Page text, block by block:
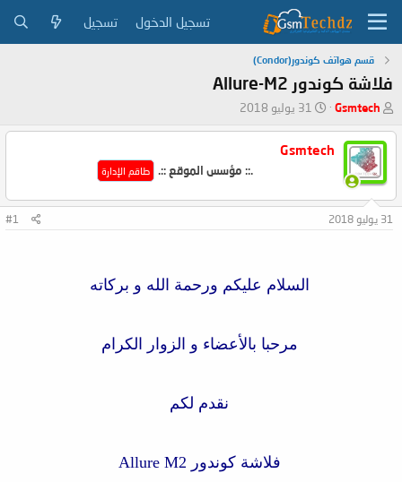
تسجيل الدخول تسجيل
قسم هواتف كوندور(Condor)
فلاشة كوندور Allure-M2
ب
د
ئ
ل
م
و
Gsmtech
ت
ي
ل
31 يوليو 2018
Gsmtech
.:: مؤسس الموقع ::. طاقم الإدارة
31 يوليو 2018 #1
السلام عليكم ورحمة الله و بركاته
مرحبا بالأعضاء و الزوار الكرام
نقدم لكم
فلاشة كوندور Allure M2